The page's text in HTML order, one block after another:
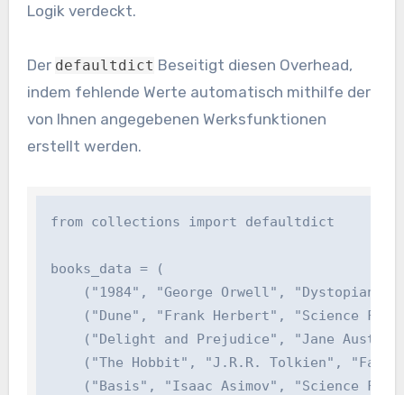
Logik verdeckt.
Der defaultdict Beseitigt diesen Overhead,
indem fehlende Werte automatisch mithilfe der
von Ihnen angegebenen Werksfunktionen
erstellt werden.
from collections import defaultdict
books_data = (
("1984", "George Orwell", "Dystopian
("Dune", "Frank Herbert", "Science
("Delight and Prejudice", "Jane
("The Hobbit", "J.R.R. Tolkien",
("Basis", "Isaac Asimov", "Science